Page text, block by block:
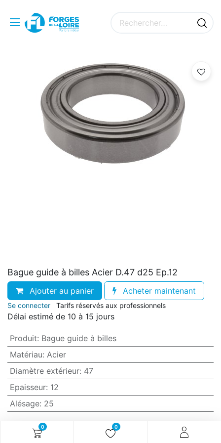
0 0
Bague guide à billes Acier D.47 d25 Ep.12
Ajouter au panier Acheter maintenant
Se connecter Tarifs réservés aux professionnels
Délai estimé de 10 à 15 jours
Produit: Bague guide à billes
Matériau: Acier
Diamètre extérieur: 47
Epaisseur: 12
Alésage: 25
Référence article : O90.0209.47